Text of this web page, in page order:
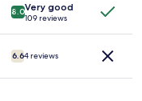
8.0Very good
109 reviews
6.64 reviews